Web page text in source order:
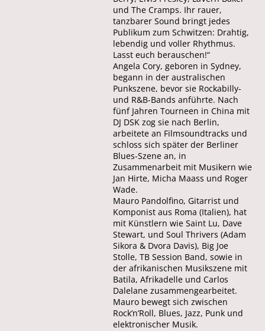
und The Cramps. Ihr rauer,
tanzbarer Sound bringt jedes
Publikum zum Schwitzen: Drahtig,
lebendig und voller Rhythmus.
Lasst euch berauschen!“
Angela Cory, geboren in Sydney,
begann in der australischen
Punkszene, bevor sie Rockabilly-
und R&B-Bands anführte. Nach
fünf Jahren Tourneen in China mit
DJ DSK zog sie nach Berlin,
arbeitete an Filmsoundtracks und
schloss sich später der Berliner
Blues-Szene an, in
Zusammenarbeit mit Musikern wie
Jan Hirte, Micha Maass und Roger
Wade.
Mauro Pandolfino, Gitarrist und
Komponist aus Roma (Italien), hat
mit Künstlern wie Saint Lu, Dave
Stewart, und Soul Thrivers (Adam
Sikora & Dvora Davis), Big Joe
Stolle, TB Session Band, sowie in
der afrikanischen Musikszene mit
Batila, Afrikadelle und Carlos
Dalelane zusammengearbeitet.
Mauro bewegt sich zwischen
Rock’n’Roll, Blues, Jazz, Punk und
elektronischer Musik.